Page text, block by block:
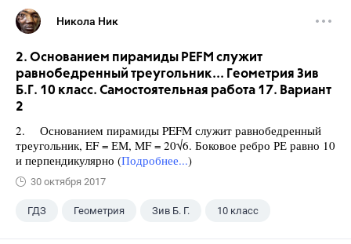
Никола Ник
2. Основанием пирамиды PEFM служит
равнобедренный треугольник... Геометрия Зив
Б.Г. 10 класс. Самостоятельная работа 17. Вариант
2
2. Основанием пирамиды PEFM служит равнобедренный
треугольник, EF = ЕМ, MF = 20√6. Боковое ребро РЕ равно 10
и перпендикулярно (Подробнее...)
30 октября 2017
ГДЗ Геометрия Зив Б. Г. 10 класс